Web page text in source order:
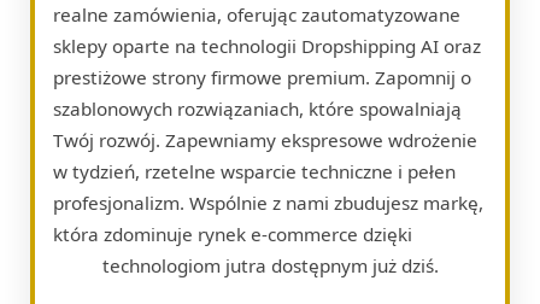
realne zamówienia, oferując zautomatyzowane
sklepy oparte na technologii Dropshipping AI oraz
prestiżowe strony firmowe premium. Zapomnij o
szablonowych rozwiązaniach, które spowalniają
Twój rozwój. Zapewniamy ekspresowe wdrożenie
w tydzień, rzetelne wsparcie techniczne i pełen
profesjonalizm. Wspólnie z nami zbudujesz markę,
która zdominuje rynek e-commerce dzięki
technologiom jutra dostępnym już dziś.